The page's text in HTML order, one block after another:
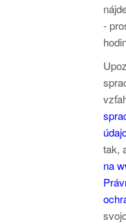
-
tak,
na